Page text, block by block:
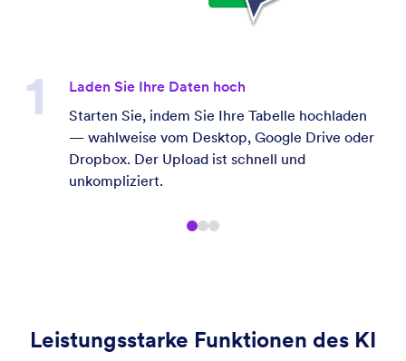
Laden Sie Ihre Daten hoch
Starten Sie, indem Sie Ihre Tabelle hochladen
— wahlweise vom Desktop, Google Drive oder
Dropbox. Der Upload ist schnell und
unkompliziert.
Leistungsstarke Funktionen des KI